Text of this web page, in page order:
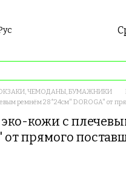
ЧЕМОДАНЫ, БУМАЖНИКИ
ремнём 28*24см" DOROGA" от
кожи с
от прямого